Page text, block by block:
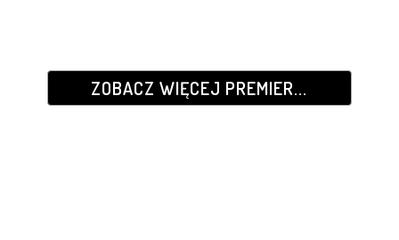
ZOBACZ WIĘCEJ PREMIER...